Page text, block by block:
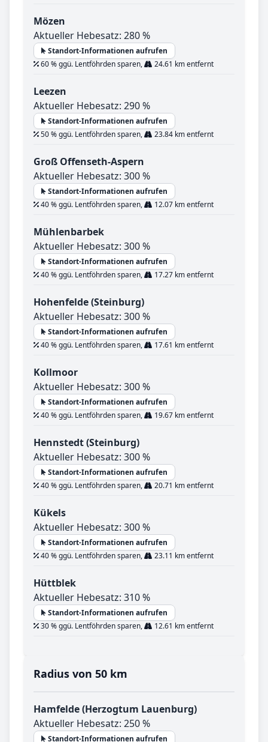
Mözen
Aktueller Hebesatz: 280 %
Standort-Informationen aufrufen
60 % ggü. Lentföhrden sparen,
24.61 km entfernt
Leezen
Aktueller Hebesatz: 290 %
Standort-Informationen aufrufen
50 % ggü. Lentföhrden sparen,
23.84 km entfernt
Groß Offenseth-Aspern
Aktueller Hebesatz: 300 %
Standort-Informationen aufrufen
40 % ggü. Lentföhrden sparen,
12.07 km entfernt
Mühlenbarbek
Aktueller Hebesatz: 300 %
Standort-Informationen aufrufen
40 % ggü. Lentföhrden sparen,
17.27 km entfernt
Hohenfelde (Steinburg)
Aktueller Hebesatz: 300 %
Standort-Informationen aufrufen
40 % ggü. Lentföhrden sparen,
17.61 km entfernt
Kollmoor
Aktueller Hebesatz: 300 %
Standort-Informationen aufrufen
40 % ggü. Lentföhrden sparen,
19.67 km entfernt
Hennstedt (Steinburg)
Aktueller Hebesatz: 300 %
Standort-Informationen aufrufen
40 % ggü. Lentföhrden sparen,
20.71 km entfernt
Kükels
Aktueller Hebesatz: 300 %
Standort-Informationen aufrufen
40 % ggü. Lentföhrden sparen,
23.11 km entfernt
Hüttblek
Aktueller Hebesatz: 310 %
Standort-Informationen aufrufen
30 % ggü. Lentföhrden sparen,
12.61 km entfernt
Radius von 50 km
Hamfelde (Herzogtum Lauenburg)
Aktueller Hebesatz: 250 %
Standort-Informationen aufrufen